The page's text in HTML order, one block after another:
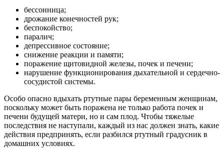
бессонница;
дрожание конечностей рук;
беспокойство;
паралич;
депрессивное состояние;
снижение реакции и памяти;
поражение щитовидной железы, почек и печени;
нарушение функционирования дыхательной и сердечно-
сосудистой системы.
Особо опасно вдыхать ртутные пары беременным женщинам,
поскольку может быть поражена не только работа почек и
печени будущей матери, но и сам плод. Чтобы тяжелые
последствия не наступали, каждый из нас должен знать, какие
действия предпринять, если разбился ртутный градусник в
домашних условиях.